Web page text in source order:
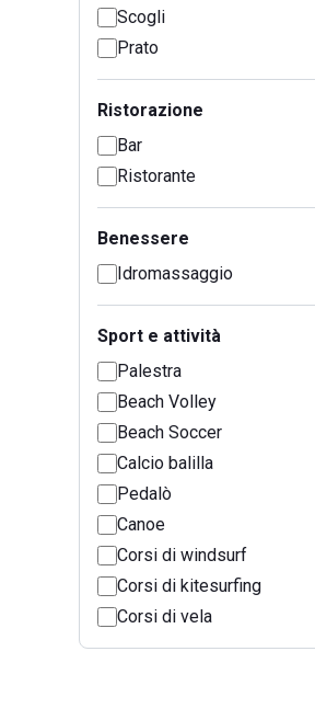
Scogli
Prato
Ristorazione
Bar
Ristorante
Benessere
Idromassaggio
Sport e attività
Palestra
Beach Volley
Beach Soccer
Calcio balilla
Pedalò
Canoe
Corsi di windsurf
Corsi di kitesurfing
Corsi di vela